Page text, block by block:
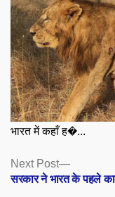
भारत में कहाँ ह�...
Posts
navigation
Next Post
Next
post:
सरकार ने भारत के पहले